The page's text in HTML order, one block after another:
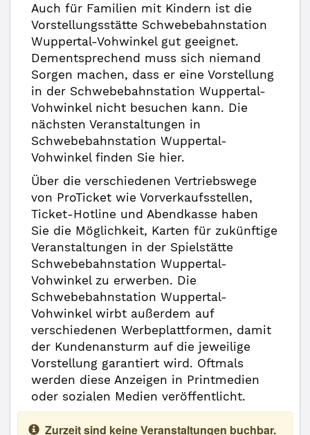
Auch für Familien mit Kindern ist die
Vorstellungsstätte Schwebebahnstation
Wuppertal-Vohwinkel gut geeignet.
Dementsprechend muss sich niemand
Sorgen machen, dass er eine Vorstellung
in der Schwebebahnstation Wuppertal-
Vohwinkel nicht besuchen kann. Die
nächsten Veranstaltungen in
Schwebebahnstation Wuppertal-
Vohwinkel finden Sie hier.
Über die verschiedenen Vertriebswege
von ProTicket wie Vorverkaufsstellen,
Ticket-Hotline und Abendkasse haben
Sie die Möglichkeit, Karten für zukünftige
Veranstaltungen in der Spielstätte
Schwebebahnstation Wuppertal-
Vohwinkel zu erwerben. Die
Schwebebahnstation Wuppertal-
Vohwinkel wirbt außerdem auf
verschiedenen Werbeplattformen, damit
der Kundenansturm auf die jeweilige
Vorstellung garantiert wird. Oftmals
werden diese Anzeigen in Printmedien
oder sozialen Medien veröffentlicht.
Zurzeit sind keine Veranstaltungen buchbar.